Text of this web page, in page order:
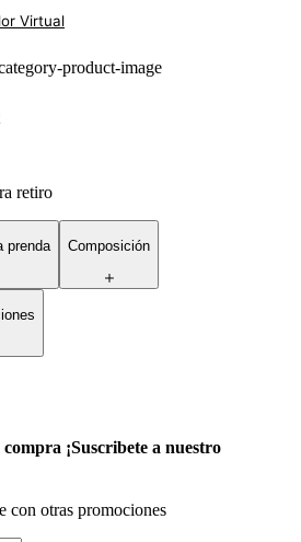
Virtual
retiro
prenda Composición
¡Suscribete a nuestro
con otras promociones